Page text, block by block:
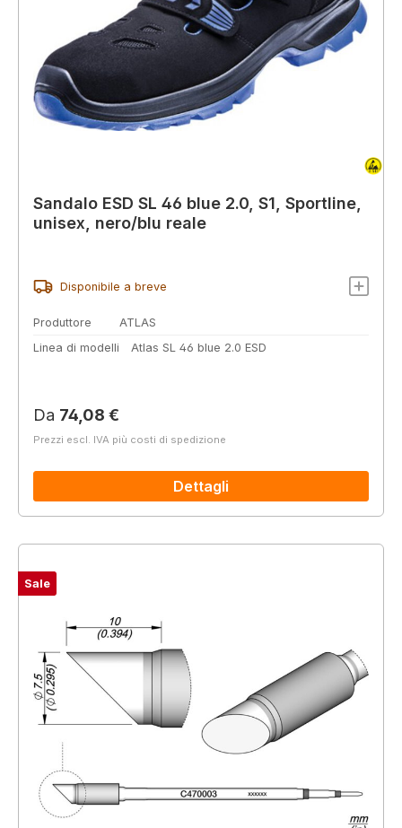
Sandalo ESD SL 46 blue 2.0, S1, Sportline,
unisex, nero/blu reale
Disponibile a breve
Produttore
ATLAS
Linea di modelli
Atlas SL 46 blue 2.0 ESD
Prezzo normale:
Da 74,08 €
Prezzi escl. IVA più costi di spedizione
Dettagli
Sale